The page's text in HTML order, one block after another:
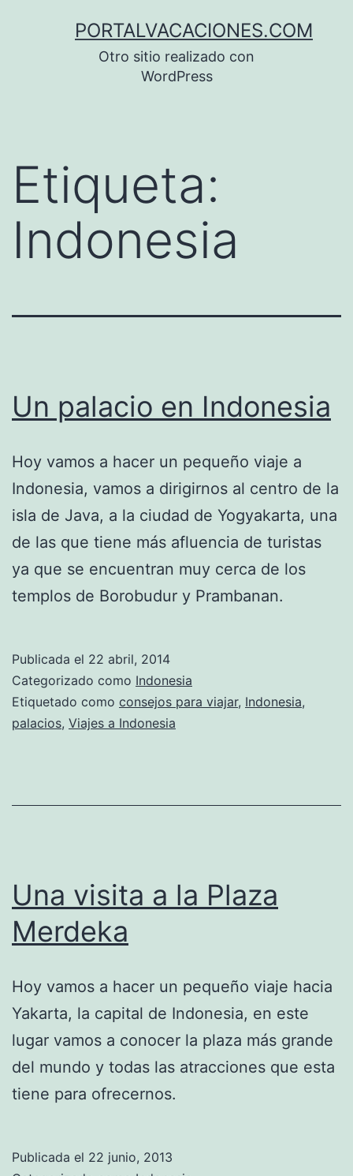
PORTALVACACIONES.COM
Otro sitio realizado con
WordPress
Etiqueta:
Indonesia
Un palacio en Indonesia
Hoy vamos a hacer un pequeño viaje a
Indonesia, vamos a dirigirnos al centro de la
isla de Java, a la ciudad de Yogyakarta, una
de las que tiene más afluencia de turistas
ya que se encuentran muy cerca de los
templos de Borobudur y Prambanan.
Publicada el 22 abril, 2014
Categorizado como Indonesia
Etiquetado como consejos para viajar, Indonesia,
palacios, Viajes a Indonesia
Una visita a la Plaza
Merdeka
Hoy vamos a hacer un pequeño viaje hacia
Yakarta, la capital de Indonesia, en este
lugar vamos a conocer la plaza más grande
del mundo y todas las atracciones que esta
tiene para ofrecernos.
Publicada el 22 junio, 2013